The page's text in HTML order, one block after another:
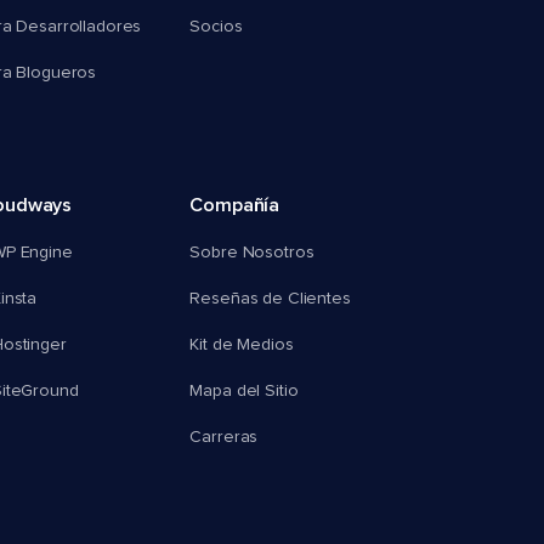
Desarrolladores
Blogueros
Socios
Engine
Compañía
Sobre Nosotros
Reseñas de Clientes
Kit de Medios
Mapa del Sitio
Carreras